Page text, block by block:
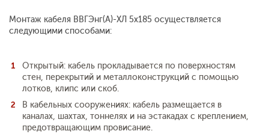
Монтаж кабеля ВВГЭнг(А)-ХЛ 5x185 осуществляется
следующими способами:
Открытый: кабель прокладывается по поверхностям
стен, перекрытий и металлоконструкций с помощью
лотков, клипс или скоб.
В кабельных сооружениях: кабель размещается в
каналах, шахтах, тоннелях и на эстакадах с креплением,
предотвращающим провисание.